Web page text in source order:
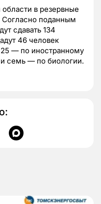
в резервные
Согласно поданным
сдавать 134
46 человек
— по иностранному
семь — по биологии.